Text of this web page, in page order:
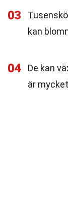
03
kan
04
De kan
är